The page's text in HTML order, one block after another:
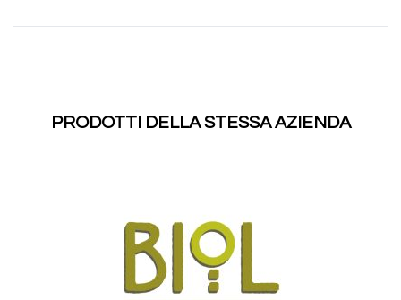
PRODOTTI DELLA STESSA AZIENDA